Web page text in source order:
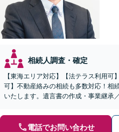
相続人調査・確定
【東海エリア対応】【法テラス利用可
可】不動産絡みの相続も多数対応！相
いたします。遺言書の作成・事業継承
電話でお問い合わせ